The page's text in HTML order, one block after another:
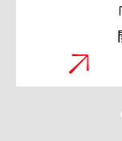
「スーパー